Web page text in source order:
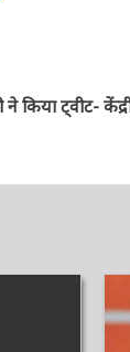
ने किया ट्वीट-